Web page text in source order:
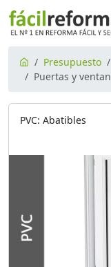
Presupuesto
Puertas y
PVC: Abatibles